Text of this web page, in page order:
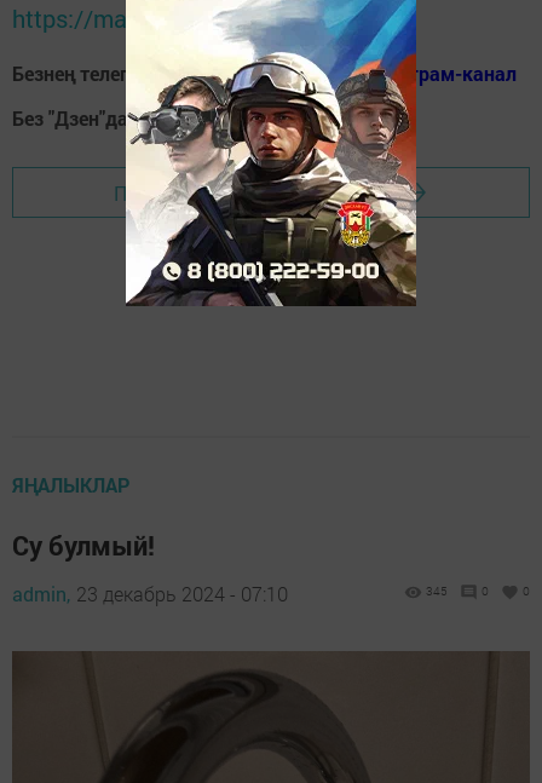
https://max.ru/tatmedia
Безнең телеграм каналга кушылыгыз!Телеграм-канал
Без "Дзен"да!Дзен
Перейти на страницу новости
ЯҢАЛЫКЛАР
Су булмый!
admin, 23 декабрь 2024 - 07:10 345 0 0